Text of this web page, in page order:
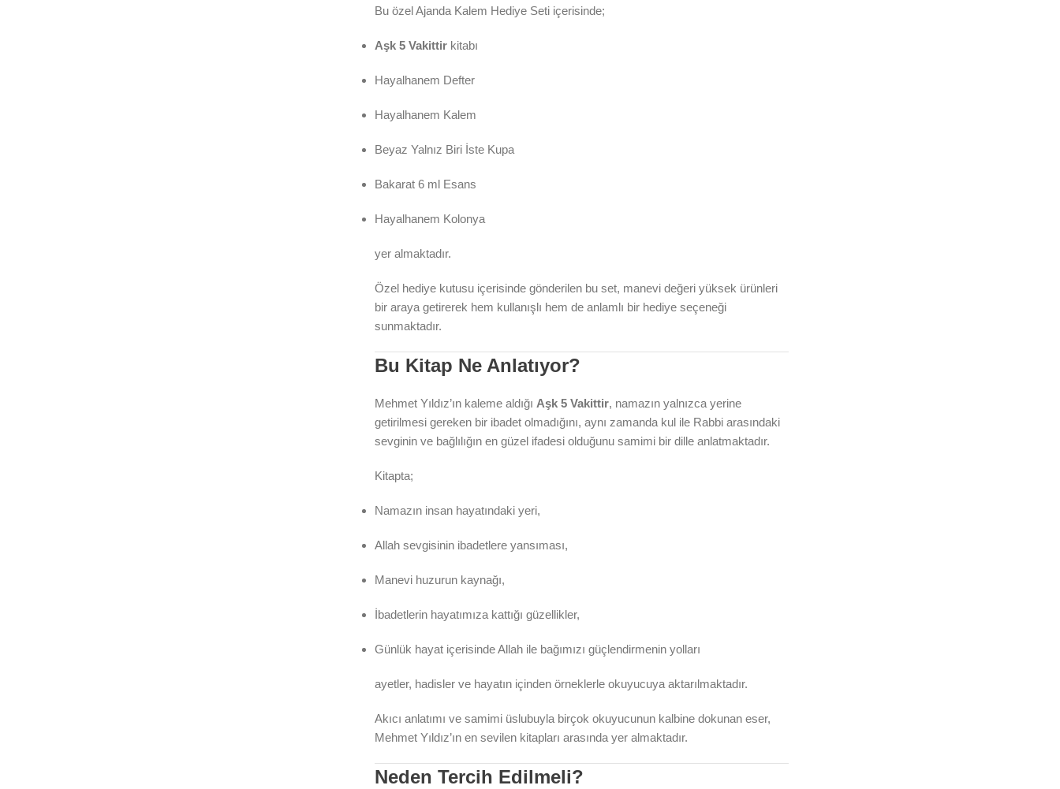
Bu özel Ajanda Kalem Hediye Seti içerisinde;
Aşk 5 Vakittirkitabı
Hayalhanem Defter
Hayalhanem Kalem
Beyaz Yalnız Biri İste Kupa
Bakarat 6 ml Esans
Hayalhanem Kolonya
yer almaktadır.
Özel hediye kutusu içerisinde gönderilen bu set, manevi değeri yüksek ürünleri
bir araya getirerek hem kullanışlı hem de anlamlı bir hediye seçeneği
sunmaktadır.
Bu Kitap Ne Anlatıyor?
Mehmet Yıldız’ın kaleme aldığı Aşk 5 Vakittir, namazın yalnızca yerine
getirilmesi gereken bir ibadet olmadığını, aynı zamanda kul ile Rabbi arasındaki
sevginin ve bağlılığın en güzel ifadesi olduğunu samimi bir dille anlatmaktadır.
Kitapta;
Namazın insan hayatındaki yeri,
Allah sevgisinin ibadetlere yansıması,
Manevi huzurun kaynağı,
İbadetlerin hayatımıza kattığı güzellikler,
Günlük hayat içerisinde Allah ile bağımızı güçlendirmenin yolları
ayetler, hadisler ve hayatın içinden örneklerle okuyucuya aktarılmaktadır.
Akıcı anlatımı ve samimi üslubuyla birçok okuyucunun kalbine dokunan eser,
Mehmet Yıldız’ın en sevilen kitapları arasında yer almaktadır.
Neden Tercih Edilmeli?